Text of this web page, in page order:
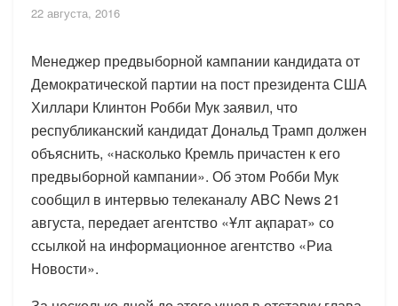
22 августа, 2016
Менеджер предвыборной кампании кандидата от
Демократической партии на пост президента США
Хиллари Клинтон Робби Мук заявил, что
республиканский кандидат Дональд Трамп должен
объяснить, «насколько Кремль причастен к его
предвыборной кампании». Об этом Робби Мук
сообщил в интервью телеканалу ABC News 21
августа, передает агентство «Ұлт ақпарат» со
ссылкой на информационное агентство «Риа
Новости».